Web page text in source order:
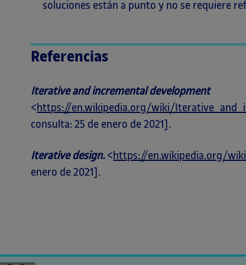
soluciones están a punto y no se requiere
Referencias
Iterative and incremental development
< https://en.wikipedia.org/wiki/
consulta: 25 de enero de 2021].
Iterative design. < https://en.wikipedia.org/
enero de 2021].